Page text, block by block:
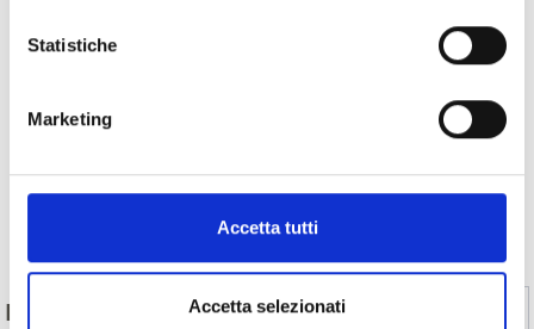
Statistiche
Marketing
Accetta tutti
Accetta selezionati
IL CONTENUTO VI È STATO UTILE?